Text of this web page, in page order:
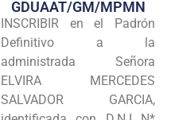
Seguridad
Programas
Intranet
GDUAAT/GM/MPMN
INSCRIBIR en el Padrón
Definitivo a la
administrada Señora
ELVIRA MERCEDES
SALVADOR GARCIA,